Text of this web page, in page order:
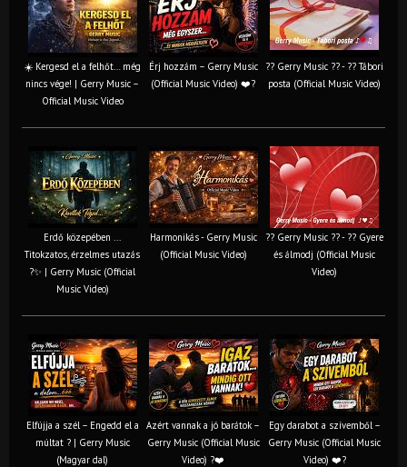
☀️ Kergesd el a felhőt… még
nincs vége! | Gerry Music –
Official Music Video
Érj hozzám – Gerry Music
(Official Music Video) ❤️?
?? Gerry Music ?? - ?? Tábori
posta (Official Music Video)
Erdő közepében ...
Titokzatos, érzelmes utazás
?✨ | Gerry Music (Official
Music Video)
Harmonikás - Gerry Music
(Official Music Video)
?? Gerry Music ?? - ?? Gyere
és álmodj (Official Music
Video)
Elfújja a szél – Engedd el a
múltat ? | Gerry Music
(Magyar dal)
Azért vannak a jó barátok –
Gerry Music (Official Music
Video) ?❤️
Egy darabot a szívemből –
Gerry Music (Official Music
Video) ❤️?